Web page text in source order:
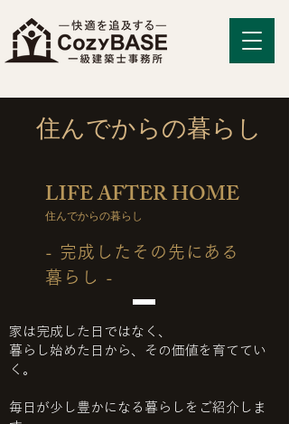
​住んでからの暮らし
LIFE AFTER HOME
住んでからの暮らし
- 完成したその先にある
暮らし -
家は完成した日ではなく、
暮らし始めた日から、その価値を育ててい
く。
毎日が少し豊かになる暮らしをご紹介しま